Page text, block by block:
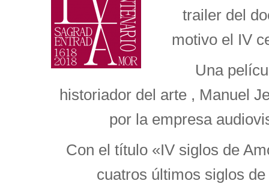
trailer del
motivo el IV
Una
historiador del arte , Manuel
por la empresa
Con el título «IV siglos de
cuatros últimos siglos